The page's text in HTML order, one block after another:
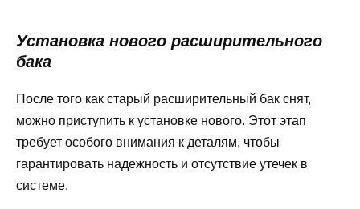
Установка нового расширительного
бака
После того как старый расширительный бак снят,
можно приступить к установке нового. Этот этап
требует особого внимания к деталям, чтобы
гарантировать надежность и отсутствие утечек в
системе.